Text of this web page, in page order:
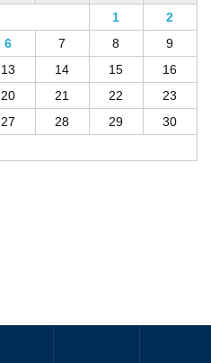
1
2
6 7 8
9
13 14 15
16
20 21 22
23
27 28 29
30